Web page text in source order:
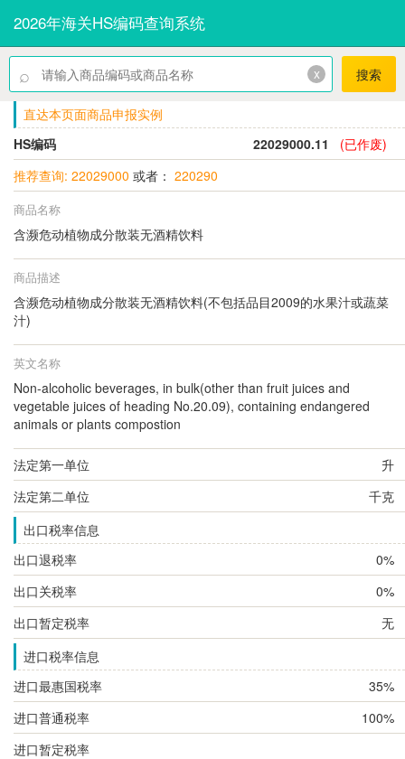
2026年海关HS编码查询系统
⌕ x 搜索
直达本页面商品申报实例
HS编码
22029000.11
(已作废)
推荐查询: 22029000 或者： 220290
商品名称
含濒危动植物成分散装无酒精饮料
商品描述
含濒危动植物成分散装无酒精饮料(不包括品目2009的水果汁或蔬菜
汁)
英文名称
Non-alcoholic beverages, in bulk(other than fruit juices and
vegetable juices of heading No.20.09), containing endangered
animals or plants compostion
法定第一单位
升
法定第二单位
千克
出口税率信息
出口退税率
0%
出口关税率
0%
出口暂定税率
无
进口税率信息
进口最惠国税率
35%
进口普通税率
100%
进口暂定税率